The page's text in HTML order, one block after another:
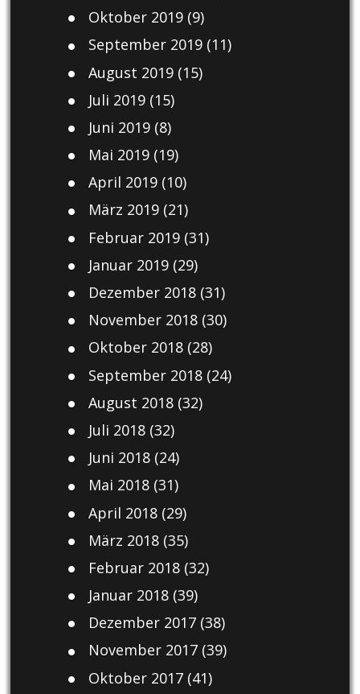
Oktober 2019(9)
September 2019(11)
August 2019(15)
Juli 2019(15)
Juni 2019(8)
Mai 2019(19)
April 2019(10)
März 2019(21)
Februar 2019(31)
Januar 2019(29)
Dezember 2018(31)
November 2018(30)
Oktober 2018(28)
September 2018(24)
August 2018(32)
Juli 2018(32)
Juni 2018(24)
Mai 2018(31)
April 2018(29)
März 2018(35)
Februar 2018(32)
Januar 2018(39)
Dezember 2017(38)
November 2017(39)
Oktober 2017(41)